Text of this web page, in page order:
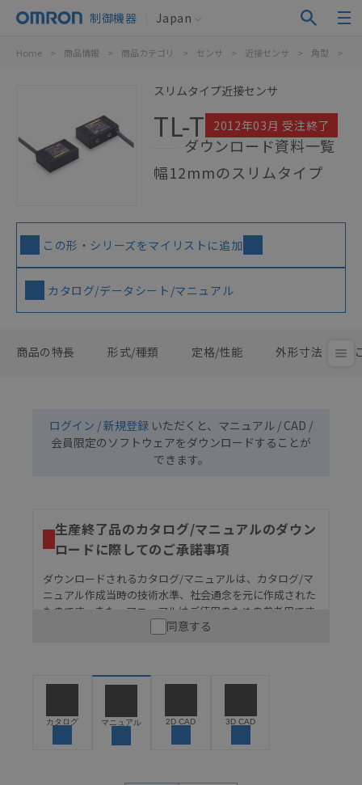
制御機器 Japan
Home > 商品情報 > 商品カテゴリ > センサ > 近接センサ > 角型 >
スリムタイプ近接センサ
TL-T 2012年03月 受注終了
ダウンロード資料一覧
幅12mmのスリムタイプ
この形・シリーズをマイリストに追加
カタログ/データシート/マニュアル
商品の特長 形式/種類 定格/性能 外形寸法
ログイン / 新規登録 いただくと、マニュアル / CAD /
会員限定のソフトウェアをダウンロードすることが
できます。
生産終了品のカタログ/マニュアルのダウン
ロードに際してのご承諾事項
ダウンロードされるカタログ/マニュアルは、カタログ/マ
ニュアル作成当時の技術水準、社会通念を元に作成された
ものです。また、マニュアルはご使用のための参考用です
ので、ご使用にあたっての安全性については十分にご配慮
うな用途に使用される場合には、システム全体として
保できるよう設計されていること、および本製品が全
同意する
カタログ マニュアル 2D CAD 3D CAD